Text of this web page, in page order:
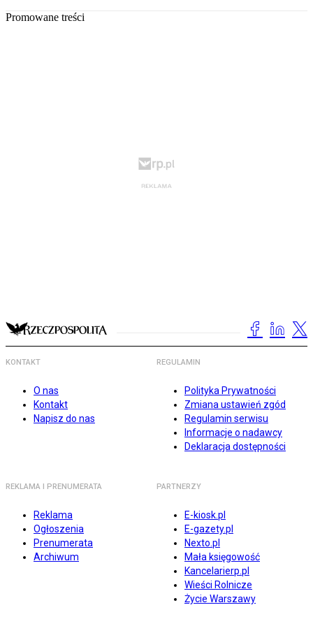
Promowane treści
KONTAKT
O nas
Kontakt
Napisz do nas
REGULAMIN
Polityka Prywatności
Zmiana ustawień zgód
Regulamin serwisu
Informacje o nadawcy
Deklaracja dostępności
REKLAMA I PRENUMERATA
Reklama
Ogłoszenia
Prenumerata
Archiwum
PARTNERZY
E-kiosk.pl
E-gazety.pl
Nexto.pl
Mała księgowość
Kancelarierp.pl
Wieści Rolnicze
Życie Warszawy